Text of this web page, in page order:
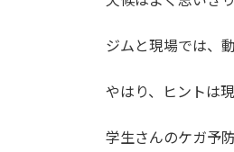
ジムと現場では、
やはり、ヒントは
学生さんのケガ予